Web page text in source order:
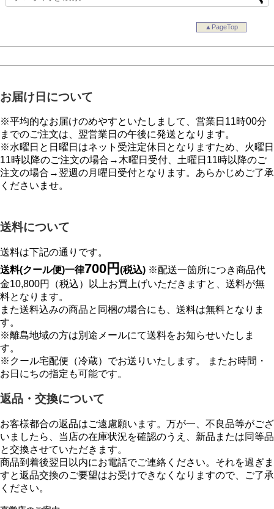
▲PageTop
お届け日について
※平均的なお届けのめやすといたしまして、営業日11時00分
までのご注文は、翌営業日の午後に発送となります。
※水曜日と日曜日はネット受注定休日となりますため、火曜日
11時以降のご注文の場合→木曜日受付、土曜日11時以降のご
注文の場合→翌週の月曜日受付となります。あらかじめご了承
くださいませ。
送料について
送料は下記の通りです。
送料(クール便)一律700円 (税込) ※配送一箇所につき商品代
金10,800円（税込）以上お買上げいただきますと、送料が無
料となります。
また送料込みの商品と同梱の場合にも、送料は無料となりま
す。
※離島地域の方は別途メールにて送料をお知らせいたしま
す。
※クール宅配便（冷蔵）でお送りいたします。 またお時間・
お日にちの指定も可能です。
返品・交換について
お客様都合の返品はご遠慮願います。万が一、不良品等がござ
いましたら、当店の在庫状況を確認のうえ、新品または同等品
と交換させていただきます。
商品到着後翌日以内にお電話でご連絡ください。それを過ぎま
すと返品交換のご要望はお受けできなくなりますので、ご了承
ください。